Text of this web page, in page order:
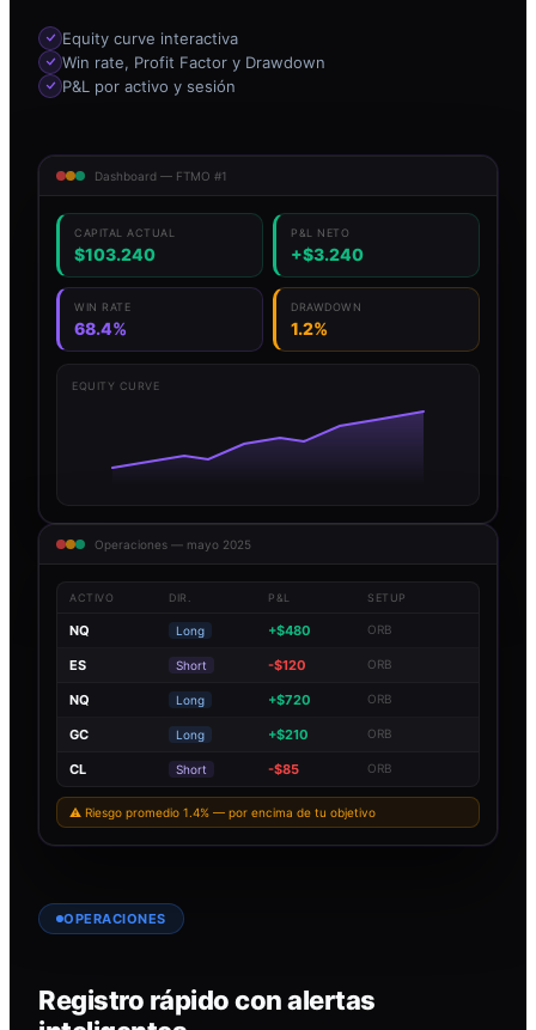
Equity curve interactiva
Win rate, Profit Factor y Drawdown
P&L por activo y sesión
Dashboard — FTMO #1
CAPITAL ACTUAL
$103.240
P&L NETO
+$3.240
WIN RATE
68.4%
DRAWDOWN
1.2%
EQUITY CURVE
Operaciones — mayo 2025
ACTIVO DIR. P&L SETUP
NQ Long +$480 ORB
ES Short -$120 ORB
NQ Long +$720 ORB
GC Long +$210 ORB
CL Short -$85 ORB
⚠ Riesgo promedio 1.4% — por encima de tu objetivo
OPERACIONES
Registro rápido con alertas